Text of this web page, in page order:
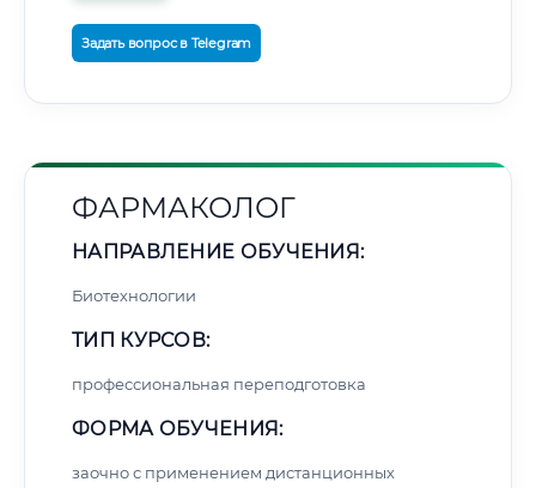
Задать вопрос в Telegram
ФАРМАКОЛОГ
НАПРАВЛЕНИЕ ОБУЧЕНИЯ:
Биотехнологии
ТИП КУРСОВ:
профессиональная переподготовка
ФОРМА ОБУЧЕНИЯ:
заочно с применением дистанционных